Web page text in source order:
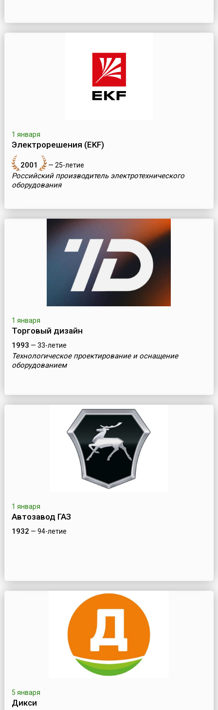
1 января
Электрорешения (EKF)
2001 — 25-летие
Российский производитель электротехнического
оборудования
1 января
Торговый дизайн
1993 — 33-летие
Технологическое проектирование и оснащение
оборудованием
1 января
Автозавод ГАЗ
1932 — 94-летие
5 января
Дикси